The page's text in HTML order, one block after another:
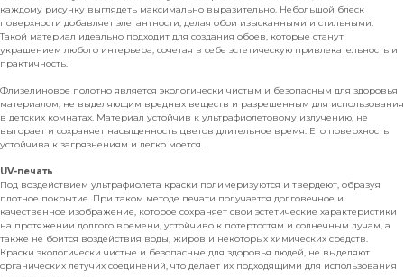
каждому рисунку выглядеть максимально выразительно. Небольшой блеск
поверхности добавляет элегантности, делая обои изысканными и стильными.
Такой материал идеально подходит для создания обоев, которые станут
украшением любого интерьера, сочетая в себе эстетическую привлекательность и
практичность.
Флизелиновое полотно является экологически чистым и безопасным для здоровья
материалом, не выделяющим вредных веществ и разрешенным для использования
в детских комнатах. Материал устойчив к ультрафиолетовому излучению, не
выгорает и сохраняет насыщенность цветов длительное время. Его поверхность
устойчива к загрязнениям и легко моется.
UV-печать
Под воздействием ультрафиолета краски полимеризуются и твердеют, образуя
плотное покрытие. При таком методе печати получается долговечное и
качественное изображение, которое сохраняет свои эстетические характеристики
на протяжении долгого времени, устойчиво к потертостям и солнечным лучам, а
также не боится воздействия воды, жиров и некоторых химических средств.
Краски экологически чистые и безопасные для здоровья людей, не выделяют
органических летучих соединений, что делает их подходящими для использования